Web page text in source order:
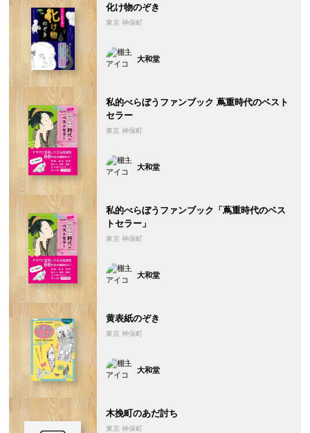
化け物のぞき
東京 神保町
大和堂
私的べらぼうファンブック 蔦重時代のベスト
セラー
東京 神保町
大和堂
私的べらぼうファンブック「蔦重時代のベス
トセラー」
東京 神保町
大和堂
黄表紙のぞき
東京 神保町
大和堂
木挽町のあだ討ち
東京 神保町